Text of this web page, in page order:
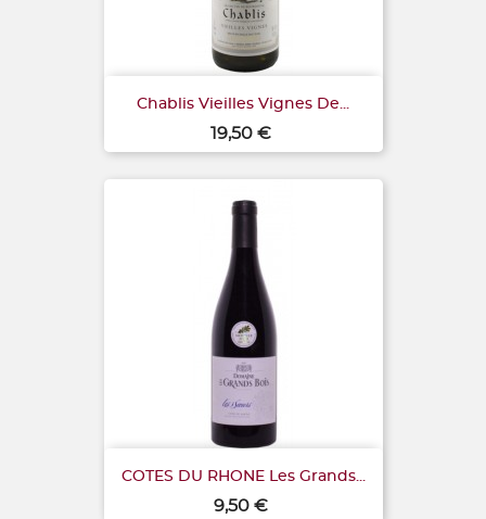
Chablis Vieilles Vignes De...
Prix
19,50 €
COTES DU RHONE Les Grands...
Prix
9,50 €